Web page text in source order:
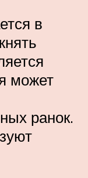
в
может
ранок.